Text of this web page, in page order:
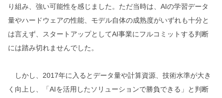
り組み、強い可能性を感じました。ただ当時は、AIの学習データ
量やハードウェアの性能、モデル自体の成熟度がいずれも十分と
は言えず、スタートアップとしてAI事業にフルコミットする判断
には踏み切れませんでした。
しかし、2017年に入るとデータ量や計算資源、技術水準が大き
く向上し、「AIを活用したソリューションで勝負できる」と判断